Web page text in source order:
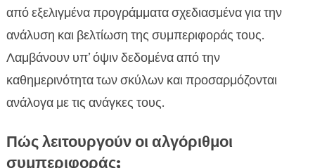
από εξελιγμένα προγράμματα σχεδιασμένα για την
ανάλυση και βελτίωση της συμπεριφοράς τους.
Λαμβάνουν υπ’ όψιν δεδομένα από την
καθημερινότητα των σκύλων και προσαρμόζονται
ανάλογα με τις ανάγκες τους.
Πώς λειτουργούν οι αλγόριθμοι
συμπεριφοράς;